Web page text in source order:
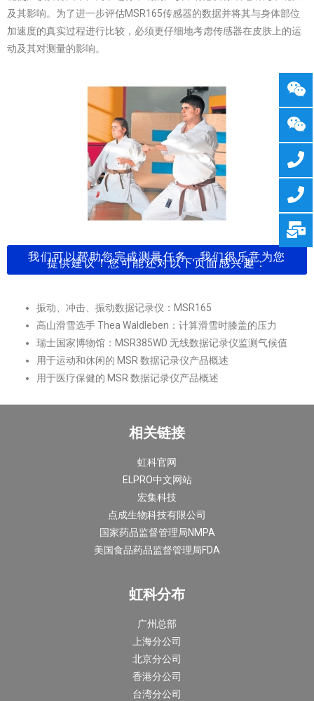
及其影响。为了进一步评估MSR165传感器的数据并将其与身体部位
加速度的真实过程进行比较，必须更仔细地考虑传感器在皮肤上的运
动及其对测量的影响。
我们可以帮助您完成测量任务，我们很乐意为您
提供建议！您可能还对以下页面感兴趣：
振动、冲击、振动数据记录仪：MSR165
高山滑雪选手 Thea Waldleben：计算滑雪时膝盖的压力
瑞士国家博物馆：MSR385WD 无线数据记录仪监测气候值
用于运动和休闲的 MSR 数据记录仪产品概述
用于医疗保健的 MSR 数据记录仪产品概述
相关链接
虹科官网
ELPRO中文网站
宏集科技
点成生物科技有限公司
国家药品监督管理局NMPA
美国食品药品监督管理局FDA
虹科分布
广州总部
上海分公司
北京分公司
香港分公司
台湾分公司